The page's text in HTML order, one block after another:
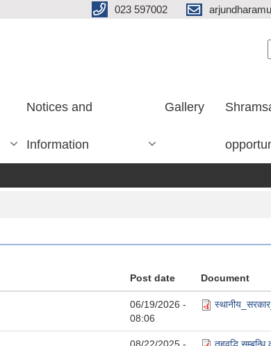
023 597002
Notices and
Information
Gallery
Post date Document
06/19/2026 -
08:06